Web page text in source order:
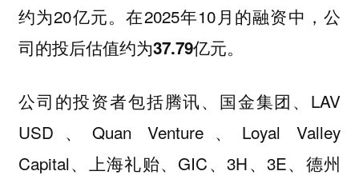
约为20亿元。在2025年10月的融资中，公
司的投后估值约为37.79亿元。
公司的投资者包括腾讯、国金集团、LAV
USD、Quan Venture、Loyal Valley
Capital、上海礼贻、GIC、3H、3E、德州